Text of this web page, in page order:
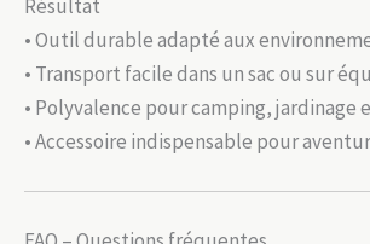
Résultat
• Outil durable adapté aux
• Transport facile dans un sac ou sur
• Polyvalence pour camping, jardinage
• Accessoire indispensable pour